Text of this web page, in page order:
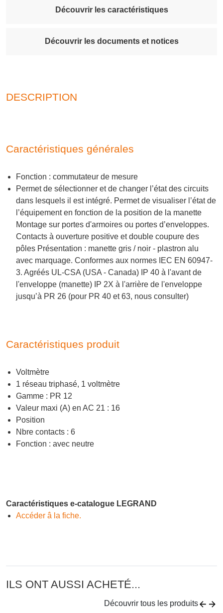
Découvrir les caractéristiques
Découvrir les documents et notices
DESCRIPTION
Caractéristiques générales
Fonction : commutateur de mesure
Permet de sélectionner et de changer l’état des circuits
dans lesquels il est intégré. Permet de visualiser l’état de
l’équipement en fonction de la position de la manette
Montage sur portes d'armoires ou portes d’enveloppes.
Contacts à ouverture positive et double coupure des
pôles Présentation : manette gris / noir - plastron alu
avec marquage. Conformes aux normes IEC EN 60947-
3. Agréés UL-CSA (USA - Canada) IP 40 à l'avant de
l'enveloppe (manette) IP 2X à l'arrière de l'enveloppe
jusqu’à PR 26 (pour PR 40 et 63, nous consulter)
Caractéristiques produit
Voltmètre
1 réseau triphasé, 1 voltmètre
Gamme : PR 12
Valeur maxi (A) en AC 21 : 16
Position
Nbre contacts : 6
Fonction : avec neutre
Caractéristiques e-catalogue LEGRAND
Accéder â la fiche.
ILS ONT AUSSI ACHETÉ...
Découvrir tous les produits